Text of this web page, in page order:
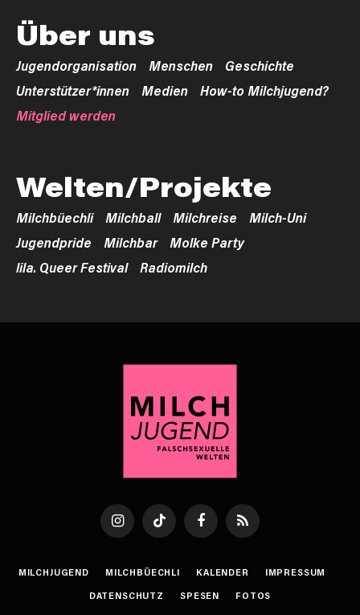
Über uns
Jugendorganisation Menschen
Geschichte
Unterstützer*innen
Medien
How-to Milchjugend?
Mitglied werden
Welten/Projekte
Milchbüechli Milchball Milchreise
Milch-Uni
Jugendpride
Milchbar
Molke Party
lila. Queer Festival
Radiomilch
InstagramTikTok FacebookRSS
MILCHJUGEND MILCHBÜECHLI KALENDER
IMPRESSUM
DATENSCHUTZ
SPESEN FOTOS